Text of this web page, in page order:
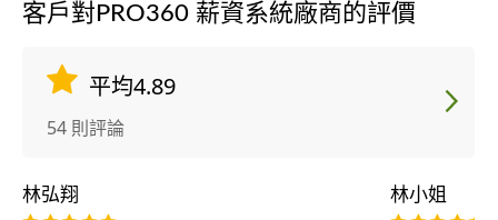
鎖總部，輕美容業等海內外連鎖店展
制度建立 ※品牌建立、診斷、經營 ※
人力資源管理規劃 ※魅力服務與顧客
關係管理 ※公司各部門運作實務 ※創
(基層、中階、高階)培訓 ※商圈評估、
經營 ※營業數據分析管理、策略研
客戶對PRO360 薪資系統廠商的評價
平均4.89
54 則評論
林弘翔 林小姐